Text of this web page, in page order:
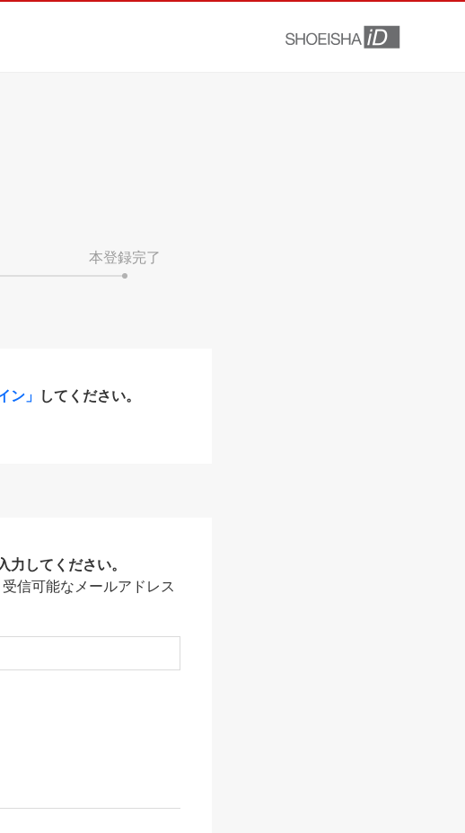
本登録完了
ン」 してください。
してください。
信可能なメールアドレス